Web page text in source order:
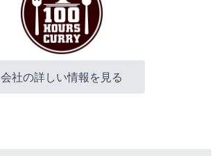
会社の詳しい情報を見る